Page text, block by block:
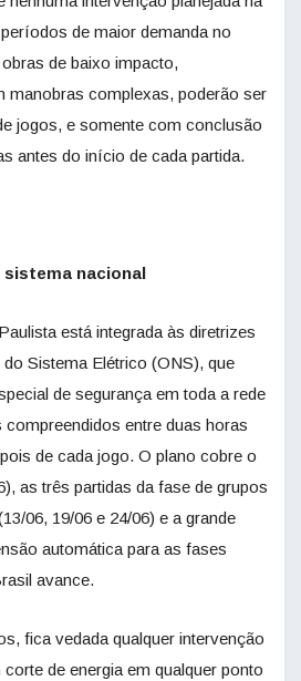
de maior demanda no
de baixo impacto,
manobras complexas, poderão ser
jogos, e somente com conclusão
antes do início de cada partida.
nacional
está integrada às diretrizes
Sistema Elétrico (ONS), que
de segurança em toda a rede
entre duas horas
de cada jogo. O plano cobre o
as três partidas da fase de grupos
06, 19/06 e 24/06) e a grande
automática para as fases
avance.
fica vedada qualquer intervenção
de energia em qualquer ponto